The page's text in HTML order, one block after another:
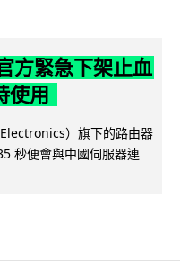
方緊急下架止血
使用
）旗下的路由器
秒便會與中國伺服器連